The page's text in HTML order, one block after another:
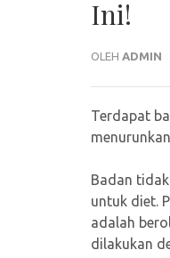
Ini!
OLEH ADMIN
Terdapat
Badan
untuk diet.
adalah
dilakukan